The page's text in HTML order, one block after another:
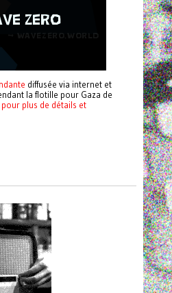
diffusée via internet et
la flotille pour Gaza de
plus de détails et